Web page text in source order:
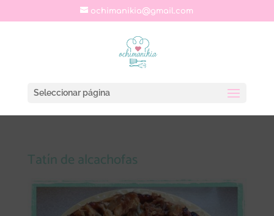
ochimanikia@gmail.com
Seleccionar página
Tatín de alcachofas